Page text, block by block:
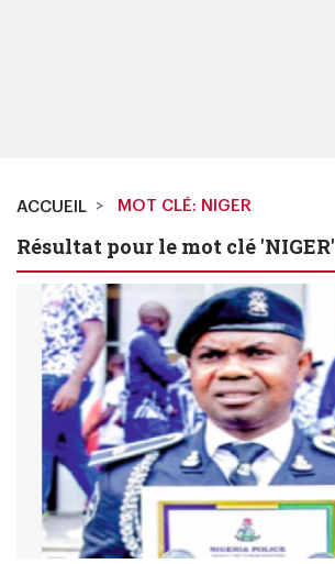
ACCUEIL MOT CLÉ: NIGER
Résultat pour le mot clé 'NIGER'